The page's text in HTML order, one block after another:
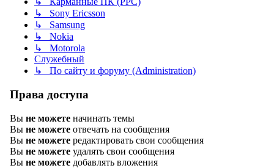
↳ Sony Ericsson
↳ Samsung
↳ Nokia
↳ Motorola
Служебный
↳ По сайту и форуму (Administration)
Права доступа
Вы не можете начинать темы
Вы не можете отвечать на сообщения
Вы не можете редактировать свои сообщения
Вы не можете удалять свои сообщения
Вы не можете добавлять вложения